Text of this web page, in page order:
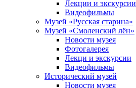
Лекции и экскурсии
Видеофильмы
Музей «Русская старина»
Музей «Смоленский лён»
Новости музея
Фотогалерея
Лекци и экскурсии
Видеофильмы
Исторический музей
Новости музея